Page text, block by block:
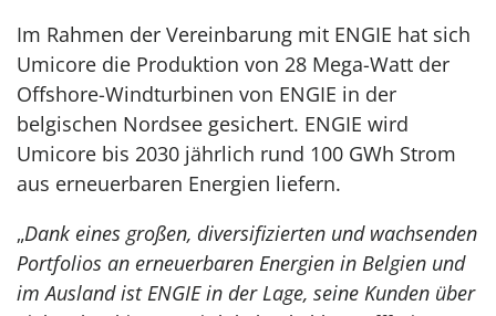
Im Rahmen der Vereinbarung mit ENGIE hat sich
Umicore die Produktion von 28 Mega-Watt der
Offshore-Windturbinen von ENGIE in der
belgischen Nordsee gesichert. ENGIE wird
Umicore bis 2030 jährlich rund 100 GWh Strom
aus erneuerbaren Energien liefern.
„Dank eines großen, diversifizierten und wachsenden
Portfolios an erneuerbaren Energien in Belgien und
im Ausland ist ENGIE in der Lage, seine Kunden über